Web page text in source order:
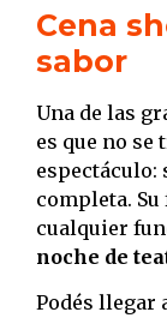
Cena
sabor
Una de las
es que no se
espectáculo:
completa.
cualquier
noche de
Podés llegar